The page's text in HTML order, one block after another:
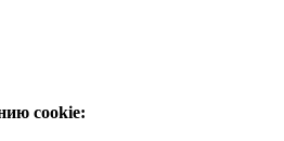
cookie: